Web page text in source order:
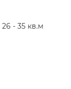
26 - 35 кв.м